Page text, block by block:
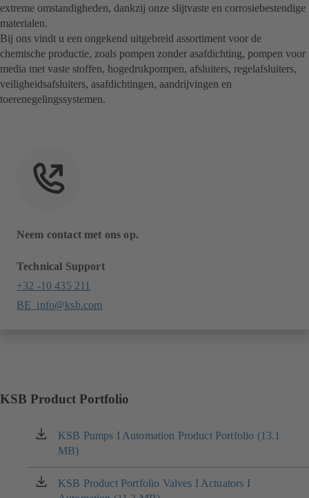
extreme omstandigheden, dankzij onze slijtvaste en corrosiebestendige
materialen.
Bij ons vindt u een ongekend uitgebreid assortiment voor de
chemische productie, zoals pompen zonder asafdichting, pompen voor
media met vaste stoffen, hogedrukpompen, afsluiters, regelafsluiters,
veiligheidsafsluiters, asafdichtingen, aandrijvingen en
toerenegelingssystemen.
Neem contact met ons op.
Technical Support
+32 -10 435 211
BE_info@ksb.com
KSB Product Portfolio
KSB Pumps I Automation Product Portfolio (13.1
MB)
(opent
in
een
nieuw
KSB Product Portfolio Valves I Actuators I
(opent